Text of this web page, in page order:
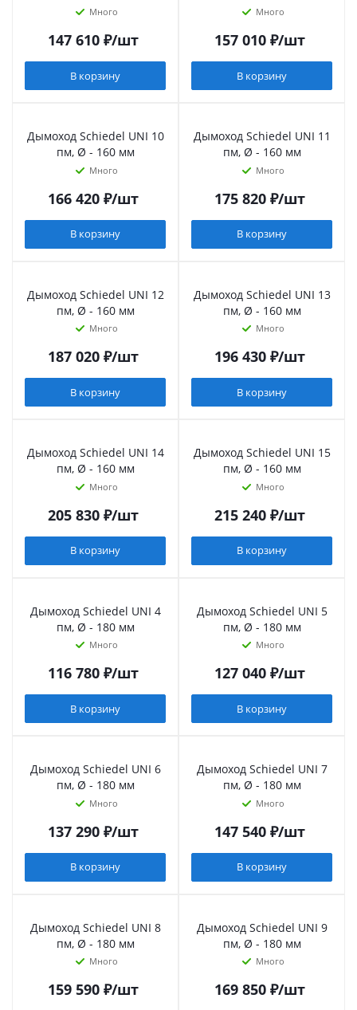
Много
147 610₽/шт
В корзину
Много
157 010₽/шт
В корзину
Дымоход Schiedel UNI 10
пм, Ø - 160 мм
Много
166 420₽/шт
В корзину
Дымоход Schiedel UNI 11
пм, Ø - 160 мм
Много
175 820₽/шт
В корзину
Дымоход Schiedel UNI 12
пм, Ø - 160 мм
Много
187 020₽/шт
В корзину
Дымоход Schiedel UNI 13
пм, Ø - 160 мм
Много
196 430₽/шт
В корзину
Дымоход Schiedel UNI 14
пм, Ø - 160 мм
Много
205 830₽/шт
В корзину
Дымоход Schiedel UNI 15
пм, Ø - 160 мм
Много
215 240₽/шт
В корзину
Дымоход Schiedel UNI 4
пм, Ø - 180 мм
Много
116 780₽/шт
В корзину
Дымоход Schiedel UNI 5
пм, Ø - 180 мм
Много
127 040₽/шт
В корзину
Дымоход Schiedel UNI 6
пм, Ø - 180 мм
Много
137 290₽/шт
В корзину
Дымоход Schiedel UNI 7
пм, Ø - 180 мм
Много
147 540₽/шт
В корзину
Дымоход Schiedel UNI 8
пм, Ø - 180 мм
Много
159 590₽/шт
Дымоход Schiedel UNI 9
пм, Ø - 180 мм
Много
169 850₽/шт